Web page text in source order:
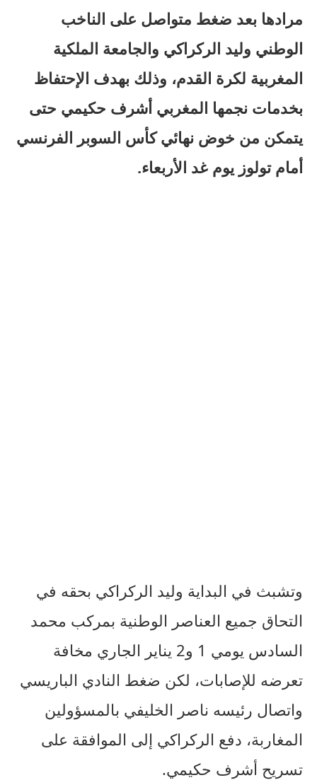
مرادها بعد ضغط متواصل على الناخب
الوطني وليد الركراكي والجامعة الملكية
المغربية لكرة القدم، وذلك بهدف الإحتفاظ
بخدمات نجمها المغربي أشرف حكيمي حتى
يتمكن من خوض نهائي كأس السوبر الفرنسي
أمام تولوز يوم غد الأربعاء.
وتشبث في البداية وليد الركراكي بحقه في
التحاق جميع العناصر الوطنية بمركب محمد
السادس يومي 1 و2 يناير الجاري مخافة
تعرضه للإصابات، لكن ضغط النادي الباريسي
واتصال رئيسه ناصر الخليفي بالمسؤولين
المغاربة، دفع الركراكي إلى الموافقة على
تسريح أشرف حكيمي.